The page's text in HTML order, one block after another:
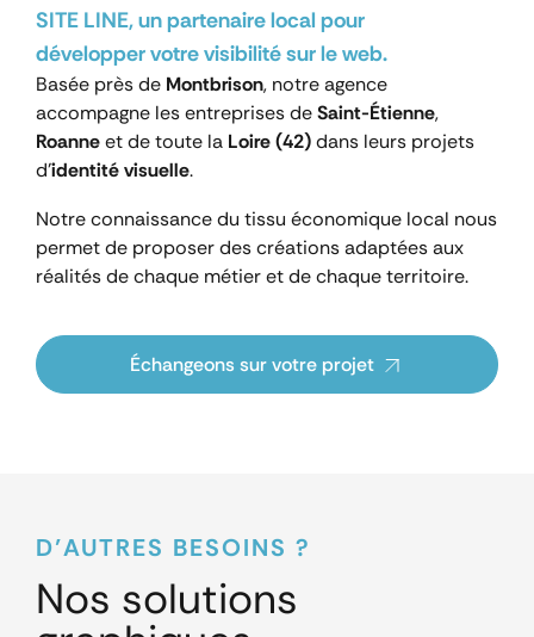
SITE LINE, un partenaire local pour
développer votre visibilité sur le web.
Basée près de Montbrison, notre agence
accompagne les entreprises deSaint-Étienne,
Roanneet de toute la Loire (42)dans leurs projets
d’identité visuelle.
Notre connaissance du tissu économique local nous
permet de proposer des créations adaptées aux
réalités de chaque métier et de chaque territoire.
Échangeons sur votre projet
D’AUTRES BESOINS ?
Nos solutions